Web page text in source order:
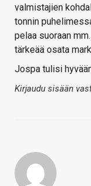
valmistajien
tonnin
pelaa suoraan
tärkeää osata
Jospa tulisi
Kirjaudu sisään